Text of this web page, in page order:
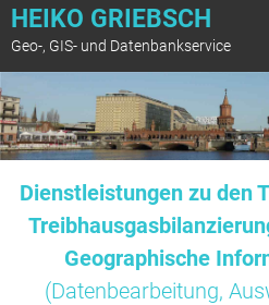
Zum
springen
HEIKO GRIEBSCH
Geo-, GIS- und Datenbankservice
Dienstleistungen zu den
Geographische
(Datenbearbeitung,